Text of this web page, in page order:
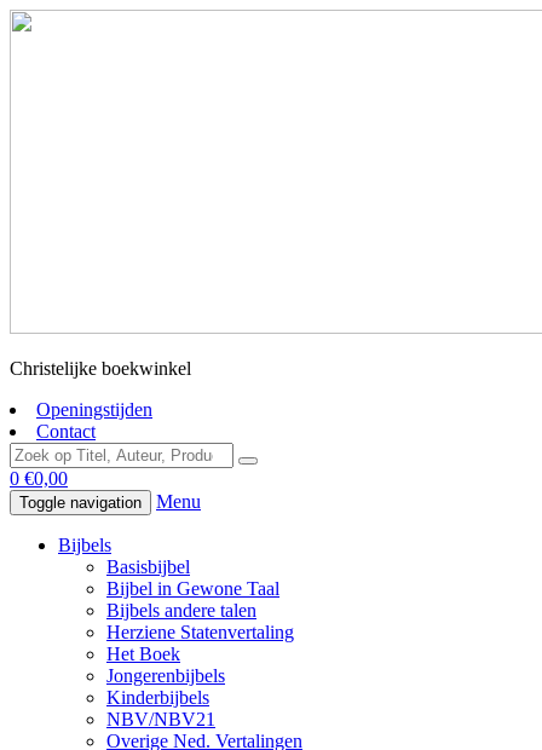
Christelijke boekwinkel
Openingstijden
Contact
0 €0,00
Toggle navigation Menu
Bijbels
Basisbijbel
Bijbel in Gewone Taal
Bijbels andere talen
Herziene Statenvertaling
Het Boek
Jongerenbijbels
Kinderbijbels
NBV/NBV21
Overige Ned. Vertalingen